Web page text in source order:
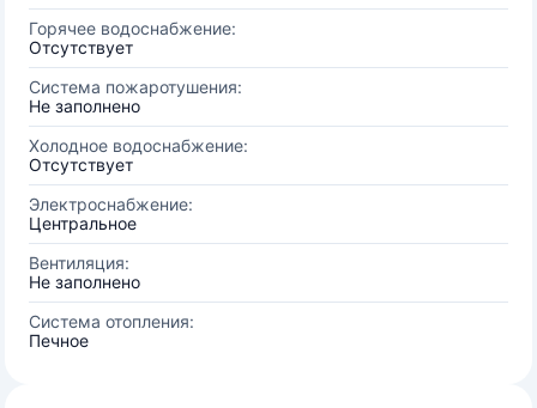
Горячее водоснабжение:
Отсутствует
Система пожаротушения:
Не заполнено
Холодное водоснабжение:
Отсутствует
Электроснабжение:
Центральное
Вентиляция:
Не заполнено
Система отопления:
Печное